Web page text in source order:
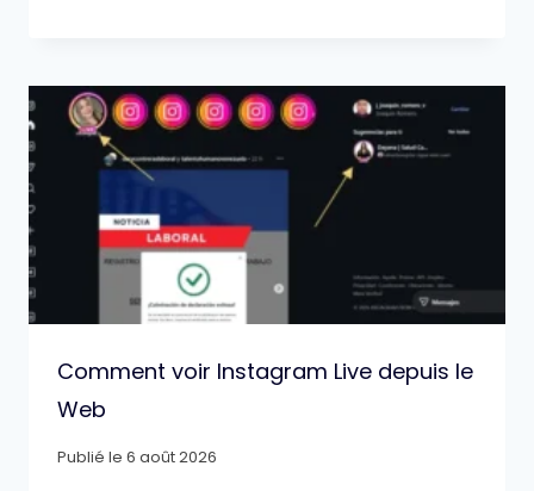
Comment voir Instagram Live depuis le
Web
Publié le 6 août 2026